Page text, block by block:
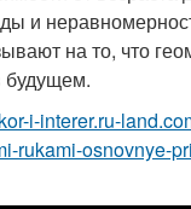
и
на то, что
будущем.
i-interer.ru-
rukami-osnovnye-